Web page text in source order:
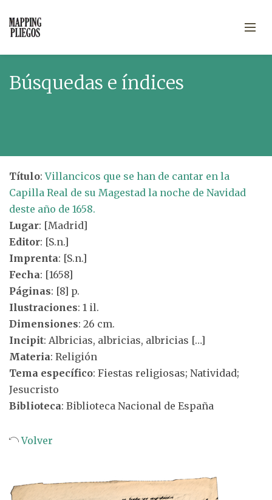
Búsquedas e índices
Título:Villancicos que se han de cantar en la
Capilla Real de su Magestad la noche de Navidad
deste año de 1658.
Lugar: [Madrid]
Editor: [S.n.]
Imprenta: [S.n.]
Fecha: [1658]
Páginas: [8] p.
Ilustraciones: 1 il.
Dimensiones: 26 cm.
Incipit: Albricias, albricias, albricias […]
Materia: Religión
Tema específico: Fiestas religiosas; Natividad;
Jesucristo
Biblioteca: Biblioteca Nacional de España
Volver